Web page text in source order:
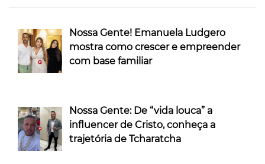
Nossa Gente! Emanuela Ludgero
mostra como crescer e empreender
com base familiar
Nossa Gente: De “vida louca” a
influencer de Cristo, conheça a
trajetória de Tcharatcha